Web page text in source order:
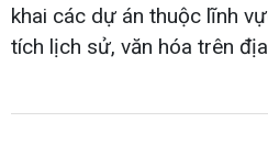
khai các dự án thuộc lĩnh
tích lịch sử, văn hóa trên